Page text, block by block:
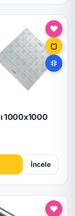
1000x1000
İncele